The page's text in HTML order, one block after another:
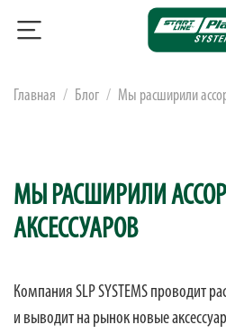
Главная Блог Мы расширили
МЫ РАСШИРИЛИ
АКСЕССУАРОВ
Компания SLP SYSTEMS проводит
и выводит на рынок новые